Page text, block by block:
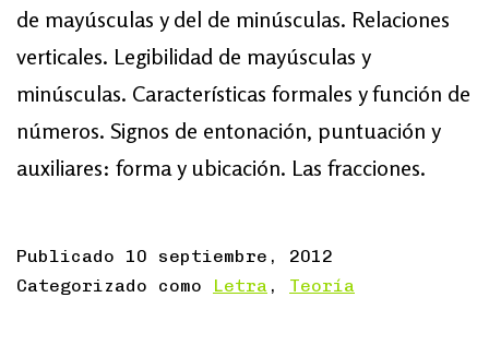
de mayúsculas y del de minúsculas. Relaciones
verticales. Legibilidad de mayúsculas y
minúsculas. Características formales y función de
números. Signos de entonación, puntuación y
auxiliares: forma y ubicación. Las fracciones.
Publicado 10 septiembre, 2012
Categorizado como
Letra , Teoría